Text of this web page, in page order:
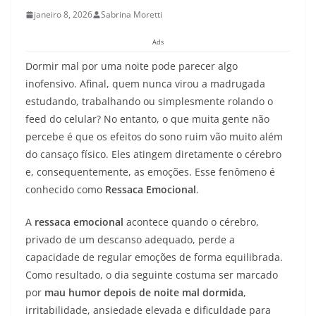
janeiro 8, 2026 Sabrina Moretti
Ads
Dormir mal por uma noite pode parecer algo
inofensivo. Afinal, quem nunca virou a madrugada
estudando, trabalhando ou simplesmente rolando o
feed do celular? No entanto, o que muita gente não
percebe é que os efeitos do sono ruim vão muito além
do cansaço físico. Eles atingem diretamente o cérebro
e, consequentemente, as emoções. Esse fenômeno é
conhecido como Ressaca Emocional.
A ressaca emocional acontece quando o cérebro,
privado de um descanso adequado, perde a
capacidade de regular emoções de forma equilibrada.
Como resultado, o dia seguinte costuma ser marcado
por mau humor depois de noite mal dormida,
irritabilidade, ansiedade elevada e dificuldade para